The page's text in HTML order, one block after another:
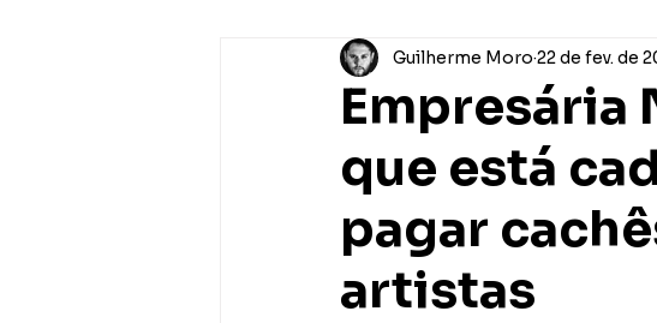
Empresária
que está
pagar
artistas
Guilherme Moro 22 de fev. de